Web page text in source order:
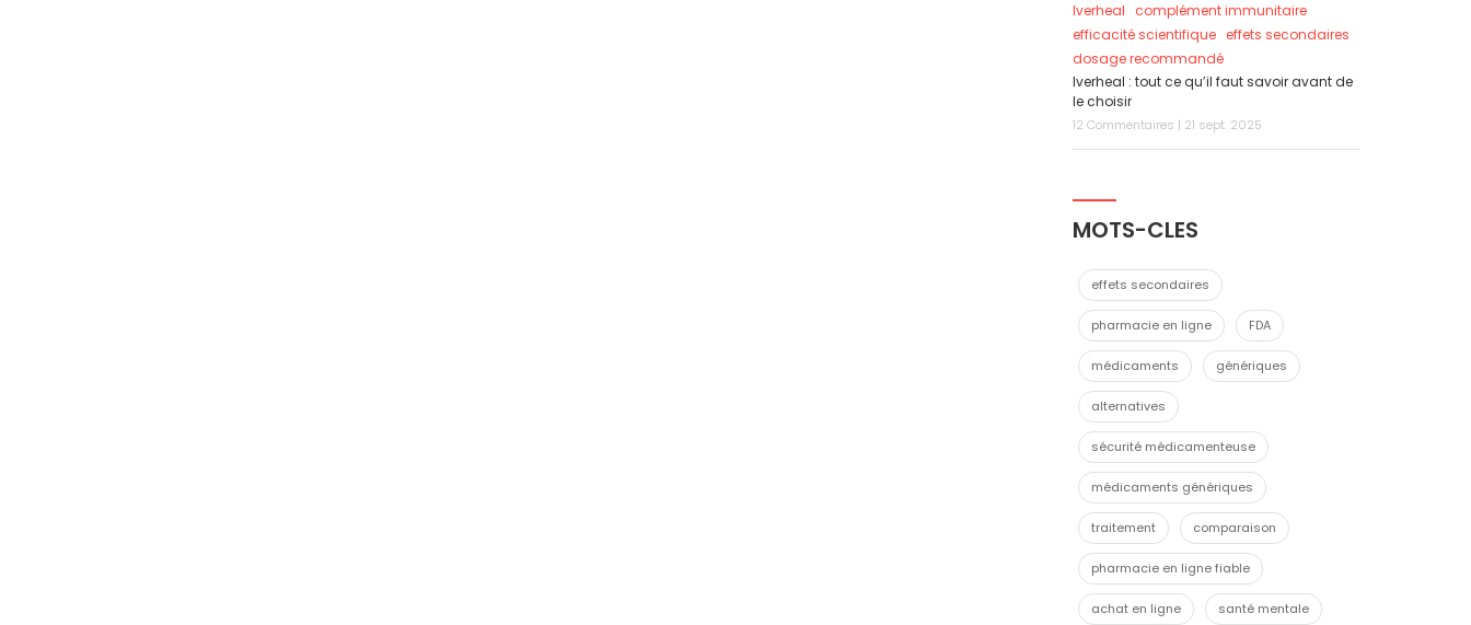
Iverheal
complément immunitaire
efficacité scientifique
effets secondaires
dosage recommandé
Iverheal : tout ce qu’il faut savoir avant de
le choisir
12 Commentaires | 21 sept. 2025
MOTS-CLES
effets secondaires
pharmacie en ligne FDA
médicaments génériques
alternatives
sécurité médicamenteuse
médicaments génériques
traitement comparaison
pharmacie en ligne fiable
achat en ligne santé mentale